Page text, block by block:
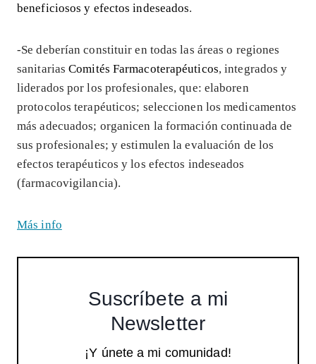
beneficiosos y efectos indeseados.
-Se deberían constituir en todas las áreas o regiones
sanitariasComités Farmacoterapéuticos, integrados y
liderados por los profesionales, que: elaboren
protocolos terapéuticos; seleccionen los medicamentos
más adecuados; organicen la formación continuada de
sus profesionales; y estimulen la evaluación de los
efectos terapéuticos y los efectos indeseados
(farmacovigilancia).
Más info
Suscríbete a mi
Newsletter
¡Y únete a mi comunidad!